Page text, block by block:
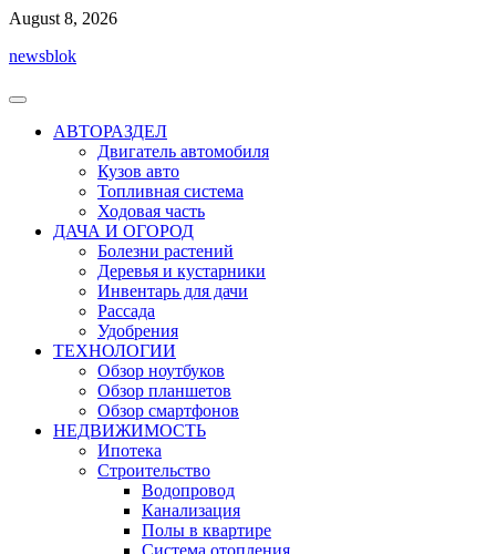
Перейти
содержимому
August 8, 2026
newsblok
АВТОРАЗДЕЛ
Двигатель автомобиля
Кузов авто
Топливная система
Ходовая часть
ДАЧА И ОГОРОД
Болезни растений
Деревья и кустарники
Инвентарь для дачи
Рассада
Удобрения
ТЕХНОЛОГИИ
Обзор ноутбуков
Обзор планшетов
Обзор смартфонов
НЕДВИЖИМОСТЬ
Ипотека
Строительство
Водопровод
Канализация
Полы в квартире
Система отопления